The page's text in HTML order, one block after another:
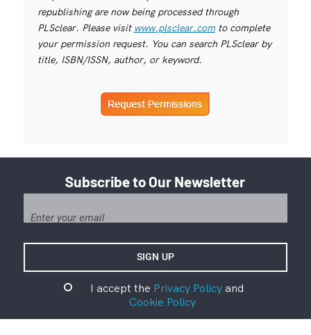
republishing are now being processed through
PLSclear. Please visit www.plsclear.comto complete
your permission request. You can search PLSclear by
title, ISBN/ISSN, author, or keyword.
Subscribe to Our Newsletter
I accept the Privacy Policyand
Cookie Policy